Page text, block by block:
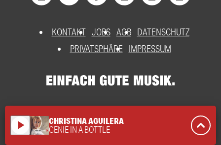
KONTAKT JOBS AGB DATENSCHUTZ
PRIVATSPHÄRE
IMPRESSUM
play_arrow CHRISTINA AGUILERA
GENIE IN A BOTTLE